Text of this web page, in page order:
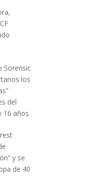
Sorensic
los
del
16 años
y se
de 40